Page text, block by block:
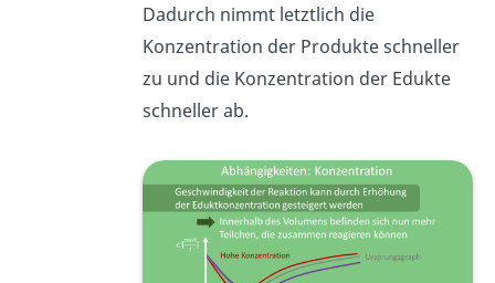
Dadurch nimmt letztlich die
Konzentration der Produkte schneller
zu und die Konzentration der Edukte
schneller ab.